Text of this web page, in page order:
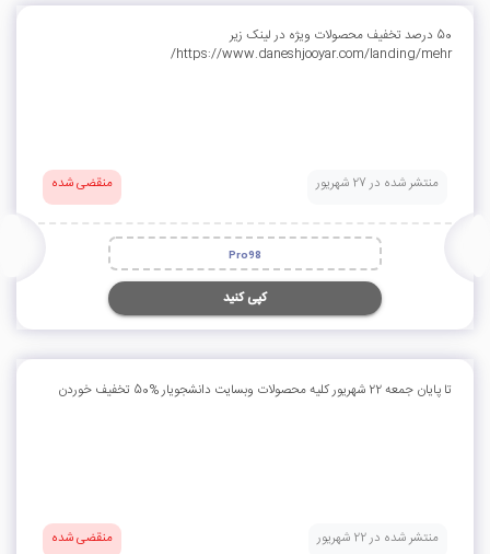
50 درصد تخفیف محصولات ویژه در لینک زیر
https://www.daneshjooyar.com/landing/mehr/
منتشر شده در 27 شهریور منقضی شده
Pro98
کپی کنید
تا پایان جمعه 22 شهریور کلیه محصولات وبسایت دانشجویار %50 تخفیف خوردن
منتشر شده در 22 شهریور منقضی شده